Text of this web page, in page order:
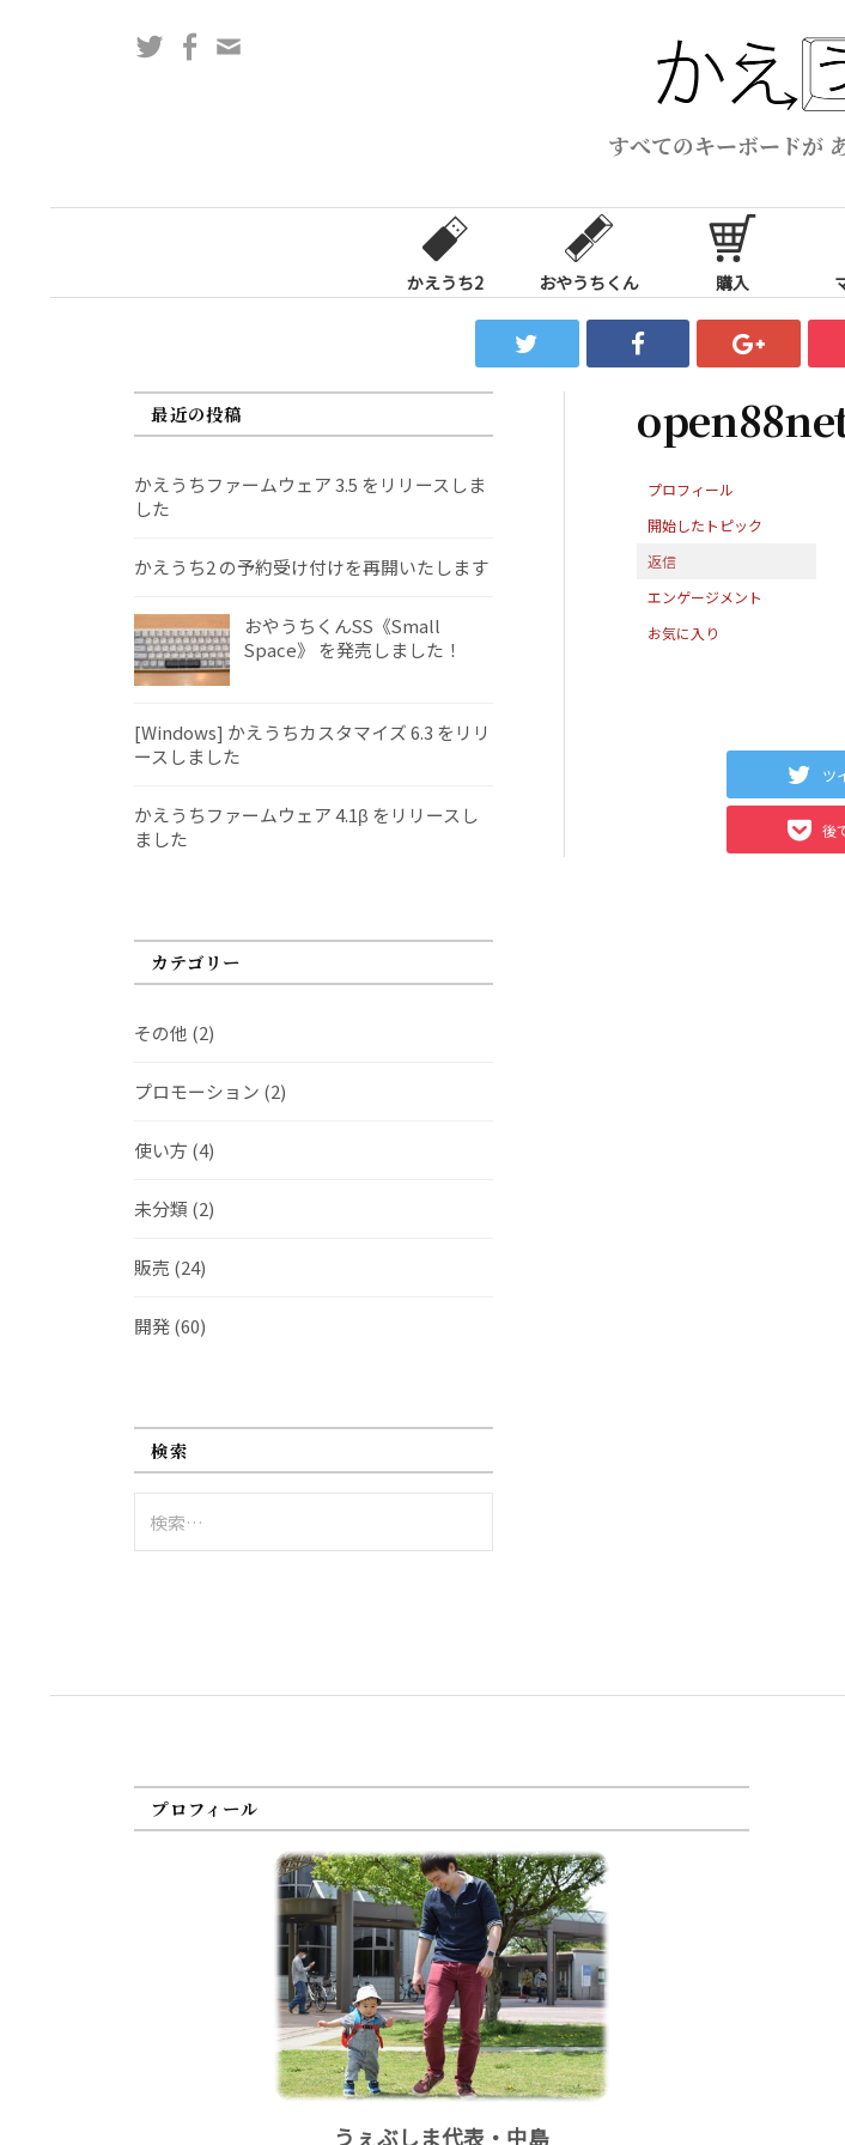
ス
すべてのキーボードが
TwitterFacebook
かえうち2 おやうちくん 購入
プロフィール
開始したトピック
返信
エンゲージメント
お気に入り
ツ
後
最近の投稿
かえうちファームウェア 3.5 をリリースしま
した
かえうち2 の予約受け付けを再開いたします
おやうちくんSS《Small
Space》 を発売しました！
[Windows] かえうちカスタマイズ 6.3 をリリ
ースしました
かえうちファームウェア 4.1β をリリースし
ました
カテゴリー
その他 (2)
プロモーション (2)
使い方 (4)
未分類 (2)
販売 (24)
開発(60)
検索
索:
プロフィール
うぇぶしま代表・中島